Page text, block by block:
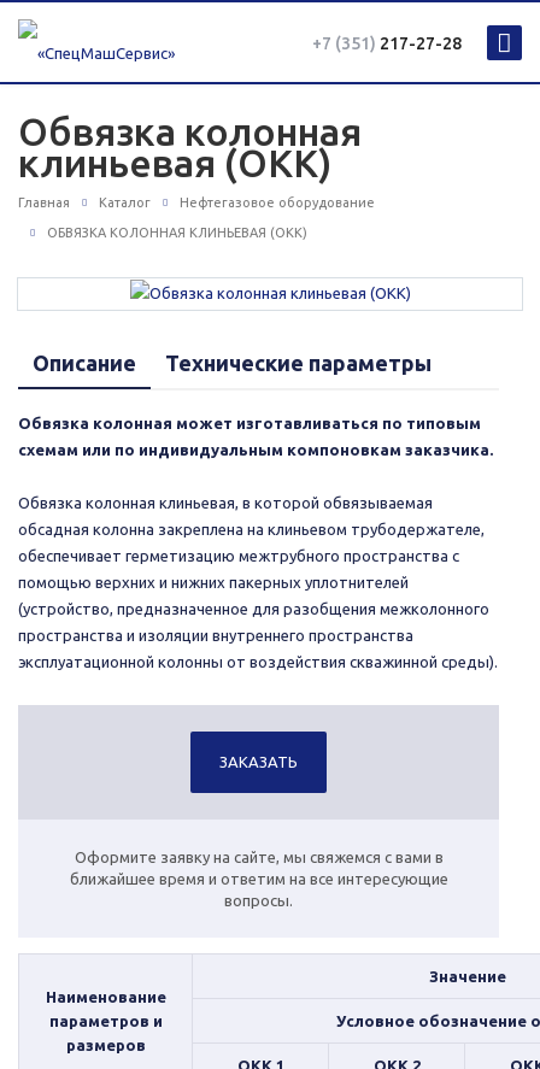
+7 (351) 217-27-28
Обвязка колонная
клиньевая (ОКК)
Главная Каталог Нефтегазовое оборудование
ОБВЯЗКА КОЛОННАЯ КЛИНЬЕВАЯ (ОКК)
Описание Технические параметры
Обвязка колонная может изготавливаться по типовым
схемам или по индивидуальным компоновкам заказчика.
Обвязка колонная клиньевая, в которой обвязываемая
обсадная колонна закреплена на клиньевом трубодержателе,
обеспечивает герметизацию межтрубного пространства с
помощью верхних и нижних пакерных уплотнителей
(устройство, предназначенное для разобщения межколонного
пространства и изоляции внутреннего пространства
эксплуатационной колонны от воздействия скважинной среды).
ЗАКАЗАТЬ
Оформите заявку на сайте, мы свяжемся с вами в
ближайшее время и ответим на все интересующие
вопросы.
Наименование
параметров и
размеров
Значение
Условное обозначение